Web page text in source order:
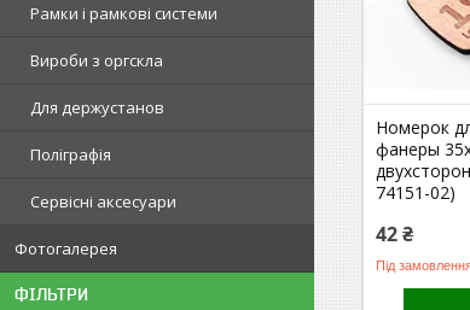
Рамки і рамкові системи
Вироби з оргскла
Для держустанов
Поліграфія
Сервісні аксесуари
Фотогалерея
ФІЛЬТРИ
Номерок
фанеры
74151-02)
42 ₴
Під